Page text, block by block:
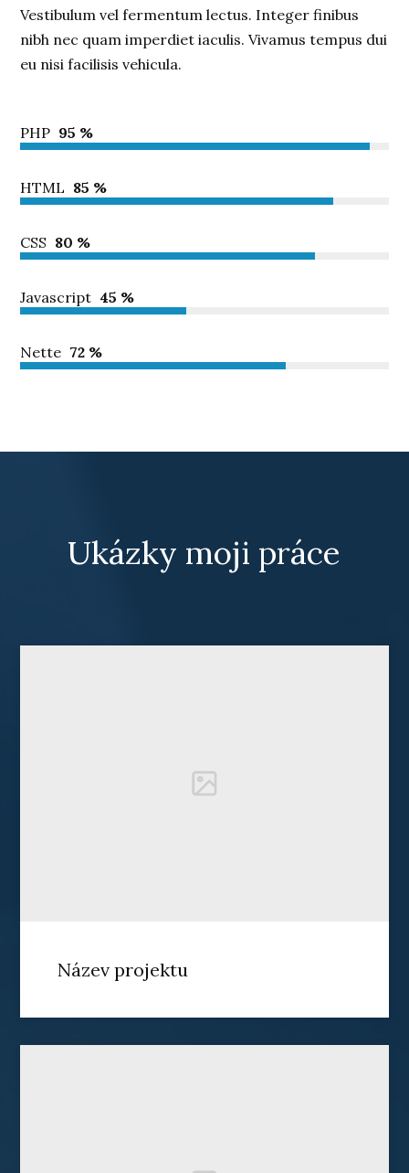
Vestibulum vel fermentum lectus. Integer finibus
nibh nec quam imperdiet iaculis. Vivamus tempus dui
eu nisi facilisis vehicula.
PHP 95 %
HTML 85 %
CSS 80 %
Javascript 45 %
Nette 72 %
Ukázky moji práce
Název projektu